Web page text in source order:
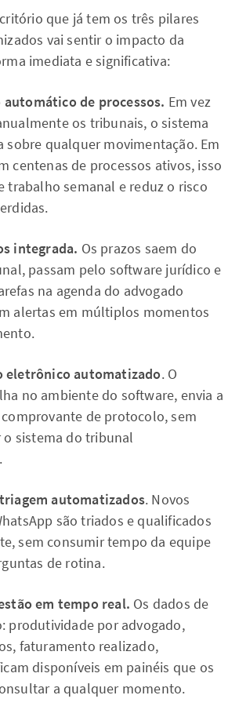
que já tem os três pilares
vai sentir o impacto da
imediata e significativa:
de processos. Em vez
os tribunais, o sistema
sobre qualquer movimentação. Em
centenas de processos ativos, isso
trabalho semanal e reduz o risco
integrada. Os prazos saem do
passam pelo software jurídico e
na agenda do advogado
alertas em múltiplos momentos
eletrônico automatizado. O
no ambiente do software, envia a
comprovante de protocolo, sem
o sistema do tribunal
automatizados. Novos
são triados e qualificados
sem consumir tempo da equipe
de rotina.
em tempo real. Os dados de
produtividade por advogado,
faturamento realizado,
disponíveis em painéis que os
a qualquer momento.